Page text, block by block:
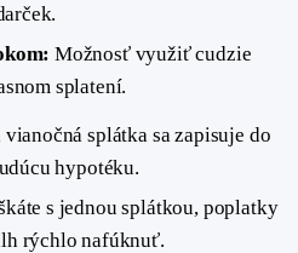
Možnosť využiť cudzie
splatení.
vianočná splátka sa zapisuje do
hypotéku.
s jednou splátkou, poplatky
rýchlo nafúknuť.